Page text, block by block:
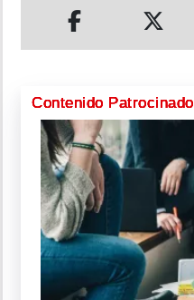
Contenido Patrocinado